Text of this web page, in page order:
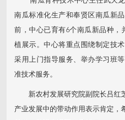
南瓜标准化生产和奉贤区南瓜新
前，中心已育有6个南瓜新品种，
植展示。中心将重点围绕制定技
采用上门指导服务、举办学习班
准技术服务。
新农村发展研究院副院长吕红
产业发展中的带动作用表示肯定，